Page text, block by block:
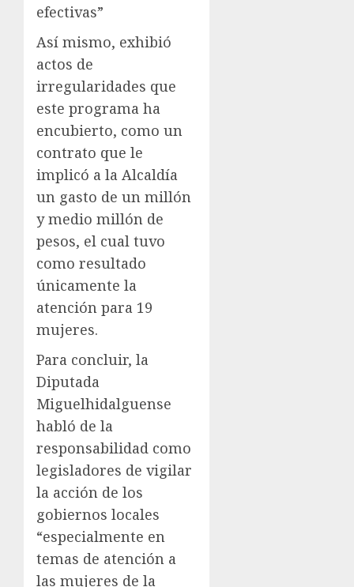
efectivas”
Así mismo, exhibió
actos de
irregularidades que
este programa ha
encubierto, como un
contrato que le
implicó a la Alcaldía
un gasto de un millón
y medio millón de
pesos, el cual tuvo
como resultado
únicamente la
atención para 19
mujeres.
Para concluir, la
Diputada
Miguelhidalguense
habló de la
responsabilidad como
legisladores de vigilar
la acción de los
gobiernos locales
“especialmente en
temas de atención a
las mujeres de la